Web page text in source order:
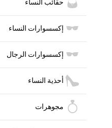
حقائب النساء
إكسسوارات النساء
إكسسوارات الرجال
أحذية النساء
مجوهرات